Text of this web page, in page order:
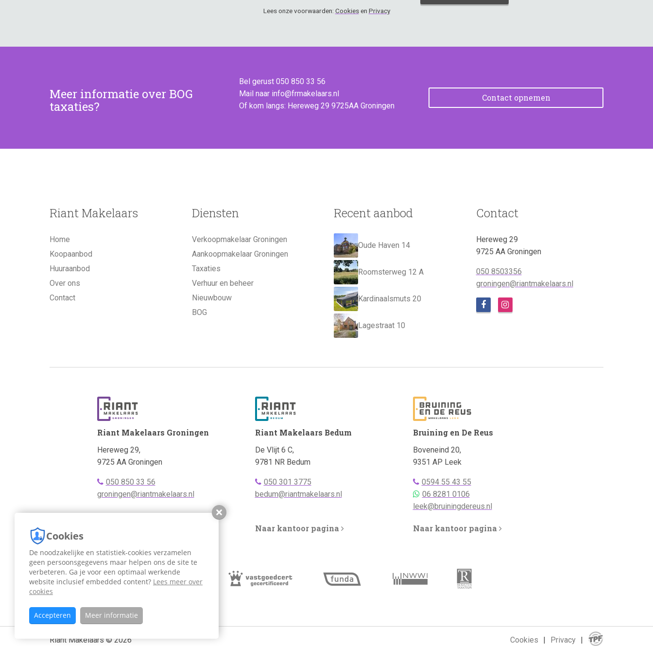
Lees onze voorwaarden: Cookiesen Privacy
Meer informatie over BOG
taxaties?
Bel gerust 050 850 33 56
Mail naar info@frmakelaars.nl
Of kom langs: Hereweg 29 9725AA Groningen
Contact opnemen
Riant Makelaars
Home
Koopaanbod
Huuraanbod
Over ons
Contact
Diensten
Verkoopmakelaar Groningen
Aankoopmakelaar Groningen
Taxaties
Verhuur en beheer
Nieuwbouw
BOG
Recent aanbod
Oude Haven 14
Roomsterweg 12 A
Kardinaalsmuts 20
Lagestraat 10
Contact
Hereweg 29
9725 AA Groningen
050 8503356
groningen@riantmakelaars.nl
Riant Makelaars Groningen
Adres:
Hereweg 29,
9725 AA Groningen
Telefoonnummer
bellen:
050 850 33 56
Emailadres:
groningen@riantmakelaars.nl
Riant Makelaars Bedum
Adres:
De Vlijt 6 C,
9781 NR Bedum
Telefoonnummer
bellen:
050 301 3775
Emailadres:
bedum@riantmakelaars.nl
Naar kantoor pagina
Bruining en De Reus
Adres:
Boveneind 20,
9351 AP Leek
Telefoonnummer
bellen:
0594 55 43 55
Telefoonnummer
WhatsApp:
06 8281 0106
Emailadres:
leek@bruiningdereus.nl
Naar kantoor pagina
Riant Makelaars © 2026 Cookies Privacy Realisatie:
Cookies
De noodzakelijke en statistiek-cookies verzamelen
geen persoonsgegevens maar helpen ons de site te
verbeteren. Ga je voor een optimaal werkende
website inclusief embedded content? Lees meer over
cookies
Sluiten
Accepteren Meer informatie